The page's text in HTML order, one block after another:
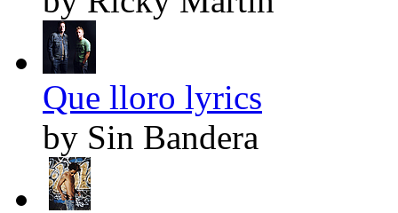
Que lloro lyrics
by Sin Bandera